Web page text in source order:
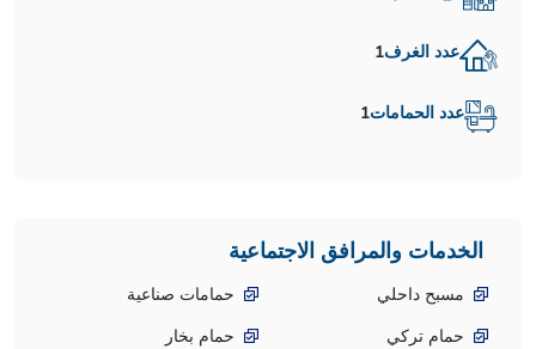
عدد الغرف1
عدد الحمامات1
الخدمات والمرافق الاجتماعية
مسبح داحلي
حمامات صناعية
حمام تركي
حمام بخار